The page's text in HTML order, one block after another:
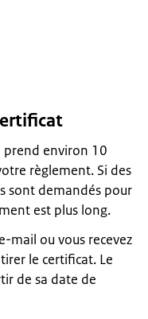
environ 10
règlement. Si des
sont demandés pour
est plus long.
mail ou vous recevez
le certificat. Le
de sa date de